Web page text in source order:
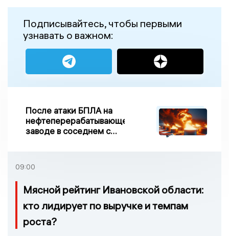
Подписывайтесь, чтобы первыми
узнавать о важном:
После атаки БПЛА на
нефтеперерабатывающем
заводе в соседнем с
09:00
Мясной рейтинг Ивановской области:
кто лидирует по выручке и темпам
роста?